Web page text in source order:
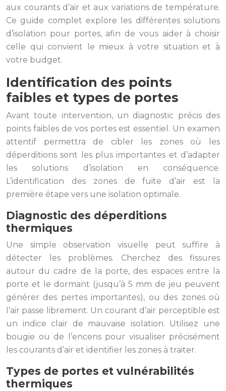
aux courants d’air et aux variations de température.
Ce guide complet explore les différentes solutions
d’isolation pour portes, afin de vous aider à choisir
celle qui convient le mieux à votre situation et à
votre budget.
Identification des points
faibles et types de portes
Avant toute intervention, un diagnostic précis des
points faibles de vos portes est essentiel. Un examen
attentif permettra de cibler les zones où les
déperditions sont les plus importantes et d’adapter
les solutions d’isolation en conséquence.
L’identification des zones de fuite d’air est la
première étape vers une isolation optimale.
Diagnostic des déperditions
thermiques
Une simple observation visuelle peut suffire à
détecter les problèmes. Cherchez des fissures
autour du cadre de la porte, des espaces entre la
porte et le dormant (jusqu’à 5 mm de jeu peuvent
générer des pertes importantes), ou des zones où
l’air passe librement. Un courant d’air perceptible est
un indice clair de mauvaise isolation. Utilisez une
bougie ou de l’encens pour visualiser précisément
les courants d’air et identifier les zones à traiter.
Types de portes et vulnérabilités
thermiques